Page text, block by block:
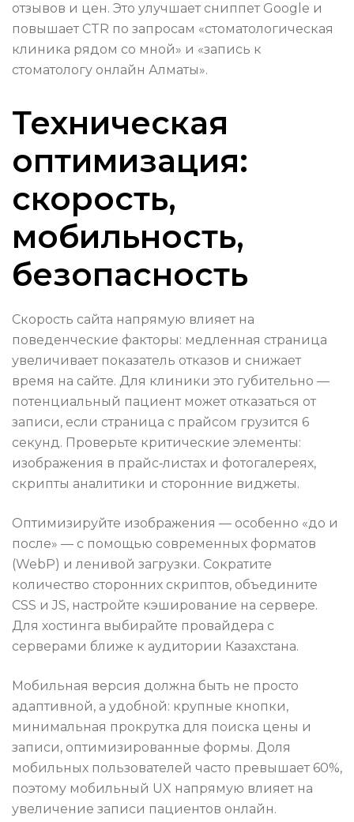
отзывов и цен. Это улучшает сниппет Google и
повышает CTR по запросам «стоматологическая
клиника рядом со мной» и «запись к
стоматологу онлайн Алматы».
Техническая
оптимизация:
скорость,
мобильность,
безопасность
Скорость сайта напрямую влияет на
поведенческие факторы: медленная страница
увеличивает показатель отказов и снижает
время на сайте. Для клиники это губительно —
потенциальный пациент может отказаться от
записи, если страница с прайсом грузится 6
секунд. Проверьте критические элементы:
изображения в прайс‑листах и фотогалереях,
скрипты аналитики и сторонние виджеты.
Оптимизируйте изображения — особенно «до и
после» — с помощью современных форматов
(WebP) и ленивой загрузки. Сократите
количество сторонних скриптов, объедините
CSS и JS, настройте кэширование на сервере.
Для хостинга выбирайте провайдера с
серверами ближе к аудитории Казахстана.
Мобильная версия должна быть не просто
адаптивной, а удобной: крупные кнопки,
минимальная прокрутка для поиска цены и
записи, оптимизированные формы. Доля
мобильных пользователей часто превышает 60%,
поэтому мобильный UX напрямую влияет на
увеличение записи пациентов онлайн.